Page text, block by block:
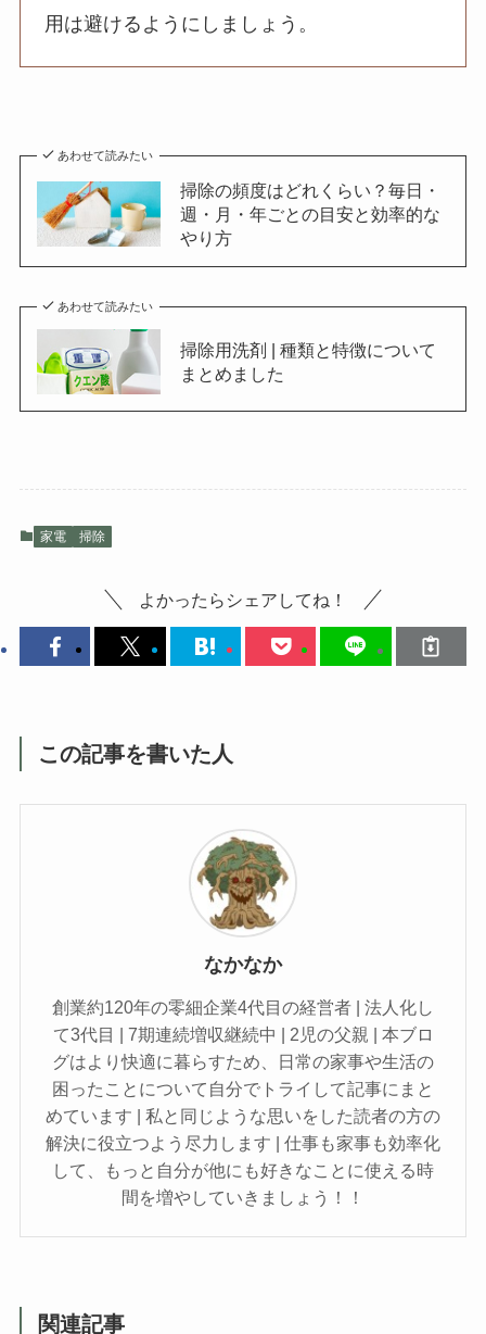
用は避けるようにしましょう。
あわせて読みたい
掃除の頻度はどれくらい？毎日・
週・月・年ごとの目安と効率的な
やり方
あわせて読みたい
掃除用洗剤 | 種類と特徴について
まとめました
家電 掃除
よかったらシェアしてね！
この記事を書いた人
なかなか
創業約120年の零細企業4代目の経営者 | 法人化し
て3代目 | 7期連続増収継続中 | 2児の父親 | 本ブロ
グはより快適に暮らすため、日常の家事や生活の
困ったことについて自分でトライして記事にまと
めています | 私と同じような思いをした読者の方の
解決に役立つよう尽力します | 仕事も家事も効率化
して、もっと自分が他にも好きなことに使える時
間を増やしていきましょう！！
関連記事